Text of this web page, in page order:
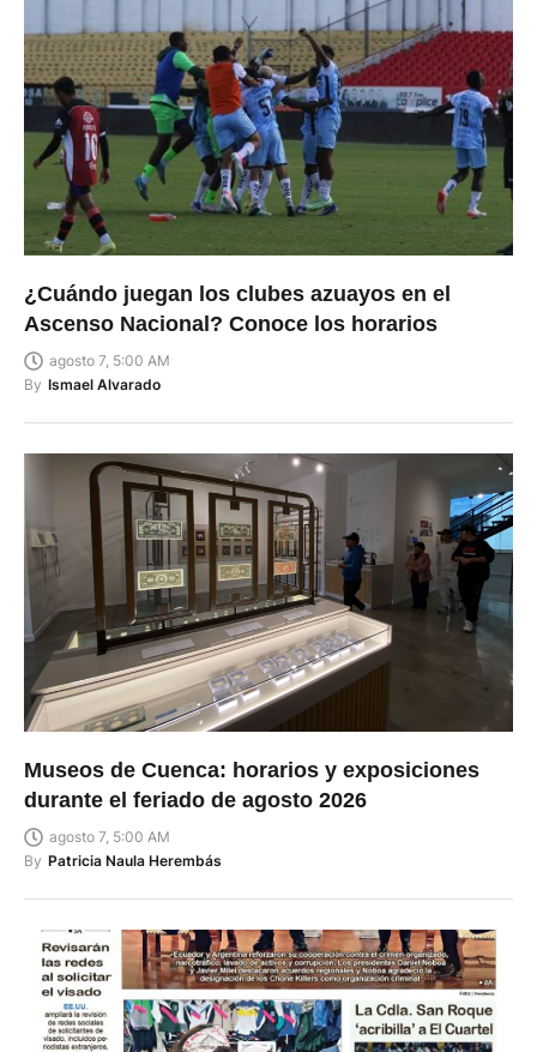
¿Cuándo juegan los clubes azuayos en el
Ascenso Nacional? Conoce los horarios
agosto 7, 5:00 AM
By Ismael Alvarado
Museos de Cuenca: horarios y exposiciones
durante el feriado de agosto 2026
agosto 7, 5:00 AM
By Patricia Naula Herembás